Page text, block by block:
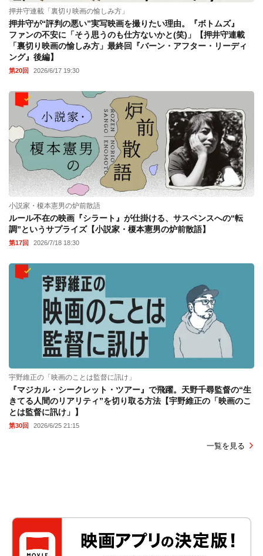
押井守連載「裏切り映画の愉しみ方」
押井守が“評判の悪い”実写映画を撮りたい理由。『ボトムズ』
ファンの不安に「そう思うのも仕方ないかと(笑)」【押井守連載
「裏切り映画の愉しみ方」最終回『バーン・アフター・リーディ
ング』後編】
第20回 2026/6/17 19:30
小説家・榎本憲男の炉前散語
ルール不在の映画『シラート』が仕掛ける、サスペンスへの“転
調”というサプライズ【小説家・榎本憲男の炉前散語】
第17回 2026/7/18 18:30
宇野維正の「映画のことは監督に訊け」
『マジカル・シークレット・ツアー』で飛躍。天野千尋監督の“生
きてる人間のリアリティ”を切り取る方法【宇野維正の「映画のこ
とは監督に訊け」】
第30回 2026/6/25 21:15
一覧を見る